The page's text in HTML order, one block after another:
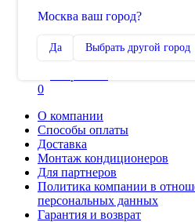
Москва ваш город?
Да Выбрать другой город
Сравнение
0
О компании
Способы оплаты
Доставка
Монтаж кондиционеров
Для партнеров
Политика компании в
персональных данных
Гарантия и возврат